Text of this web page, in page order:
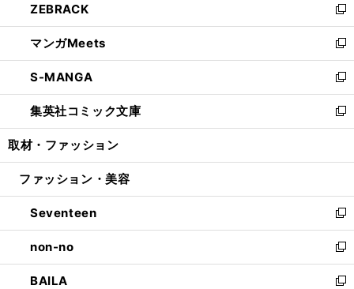
く
で
開
く
ド
ウ
で
開
く
ィ
ン
ド
ウ
で
開
く
い
ウ
ィ
ン
ド
ウ
で
開
ZEBRACK
新
し
い
ウ
ィ
ン
ド
ウ
開
マンガMeets
新
し
い
ウ
ィ
ン
ウ
開
く
S-MANGA
新
し
い
ウ
ン
ウ
で
開
く
集英社コミック文庫
新
し
ウ
ン
ド
ウ
で
開
く
取材・ファッション
ファッション・美容
Seventeen
新
し
い
ウ
ィ
non-no
新
し
い
BAILA
新